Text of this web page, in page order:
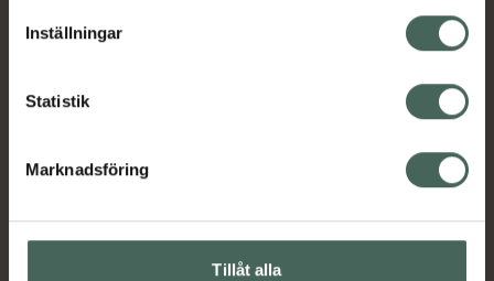
lagligheten av behandling som skett innan återkallelsen.
Inställningar
Statistik
Marknadsföring
Tillåt alla
Veganska produkter